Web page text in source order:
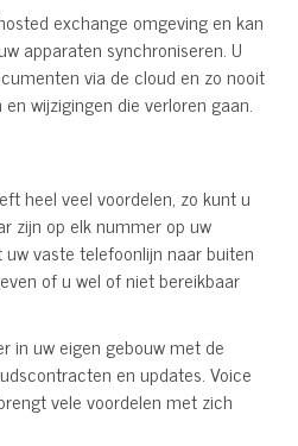
exchange omgeving en kan
apparaten synchroniseren. U
via de cloud en zo nooit
wijzigingen die verloren gaan.
heel veel voordelen, zo kunt u
zijn op elk nummer op uw
vaste telefoonlijn naar buiten
of u wel of niet bereikbaar
in uw eigen gebouw met de
en updates. Voice
vele voordelen met zich